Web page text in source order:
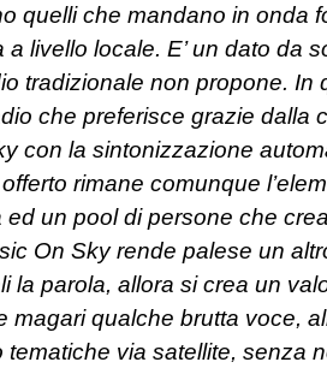
quelli che mandano in onda
livello locale. E’ un dato da
tradizionale non propone. In
che preferisce grazie dalla
con la sintonizzazione
rimane comunque
ed un pool di persone che
On Sky rende palese un
la parola, allora si crea un
magari qualche brutta voce,
via satellite, senza